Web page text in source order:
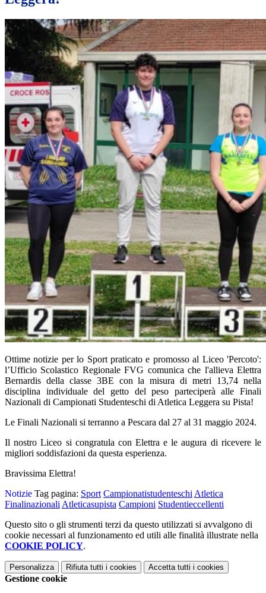
Ottime notizie per lo Sport praticato e promosso al Liceo 'Percoto':
l’Ufficio Scolastico Regionale FVG comunica che l'allieva Elettra
Bernardis della classe 3BE con la misura di metri 13,74 nella
disciplina individuale del getto del peso parteciperà alle Finali
Nazionali di Campionati Studenteschi di Atletica Leggera su Pista!
Le Finali Nazionali si terranno a Pescara dal 27 al 31 maggio 2024.
Il nostro Liceo si congratula con Elettra e le augura di ricevere le
migliori soddisfazioni da questa esperienza.
Bravissima Elettra!
Notizie Tag pagina: Sport Campionatistudenteschi Atletica
Finalinazionali Atleticasupista Campioni Studentieccellenti
Questo sito o gli strumenti terzi da questo utilizzati si avvalgono di
cookie necessari al funzionamento ed utili alle finalità illustrate nella
COOKIE POLICY.
Personalizza Rifiuta tutti i cookies Accetta tutti i cookies
Gestione cookie